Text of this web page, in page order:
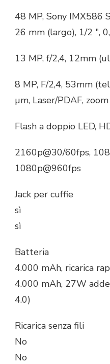
48 MP, Sony IMX586
26 mm (largo), 1/2 ″,
13 MP, f/2,4, 12mm
8 MP, F/2,4, 53mm
µm, Laser/PDAF,
Flash a doppio LED,
2160p@30/60fps,
1080p@960fps
Jack per cuffie
sì
sì
Batteria
4.000 mAh, ricarica
4.000 mAh, 27W
4.0)
Ricarica senza fili
No
No